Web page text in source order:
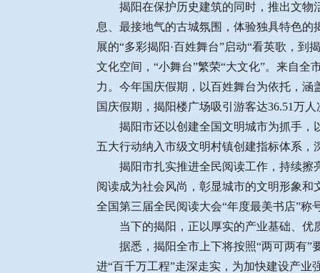
揭阳在保护历史建筑的同时，推出文物活
息、最接地气的古城氛围，体验独具特色
展的“多彩揭阳·百姓舞台”启动“看英歌，
文化空间，“小舞台”繁荣“大文化”。来自
力。今年国庆假期，以百姓舞台为依托，
国庆假期，揭阳楼广场吸引游客达36.51万人
揭阳市还以创建全国文明城市为抓手，以
五大行动纳入市级文明村镇创建指标体系，
揭阳市扎实推进全民阅读工作，持续擦亮
阅读成为社会风尚，彰显城市的文明形象
全国第三届全民阅读大会“年度最美书店”
当下的揭阳，正以厚实的产业基础、优
据悉，揭阳全市上下将按照“两可两有”要
进“百千万工程”走深走实，为加快建设产业